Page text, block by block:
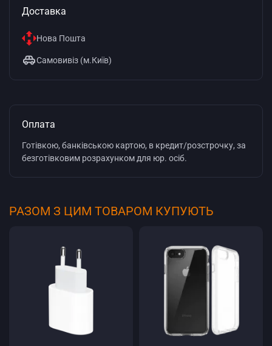
Доставка
Нова Пошта
Самовивіз (м.Київ)
Оплата
Готівкою, банківською картою, в кредит/розстрочку, за
безготівковим розрахунком для юр. осіб.
РАЗОМ З ЦИМ ТОВАРОМ КУПУЮТЬ